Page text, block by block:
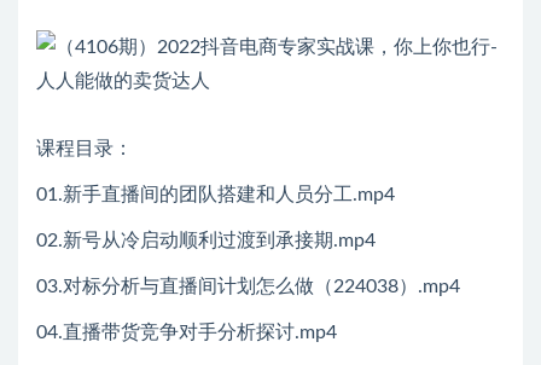
课程目录：
01.新手直播间的团队搭建和人员分工.mp4
02.新号从冷启动顺利过渡到承接期.mp4
03.对标分析与直播间计划怎么做（224038）.mp4
04.直播带货竞争对手分析探讨.mp4